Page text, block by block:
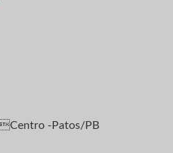
-Patos/PB